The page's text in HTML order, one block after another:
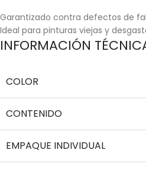
Garantizado contra defectos de
Ideal para pinturas viejas y
INFORMACIÓN
COLOR
CONTENIDO
EMPAQUE INDIVIDUAL